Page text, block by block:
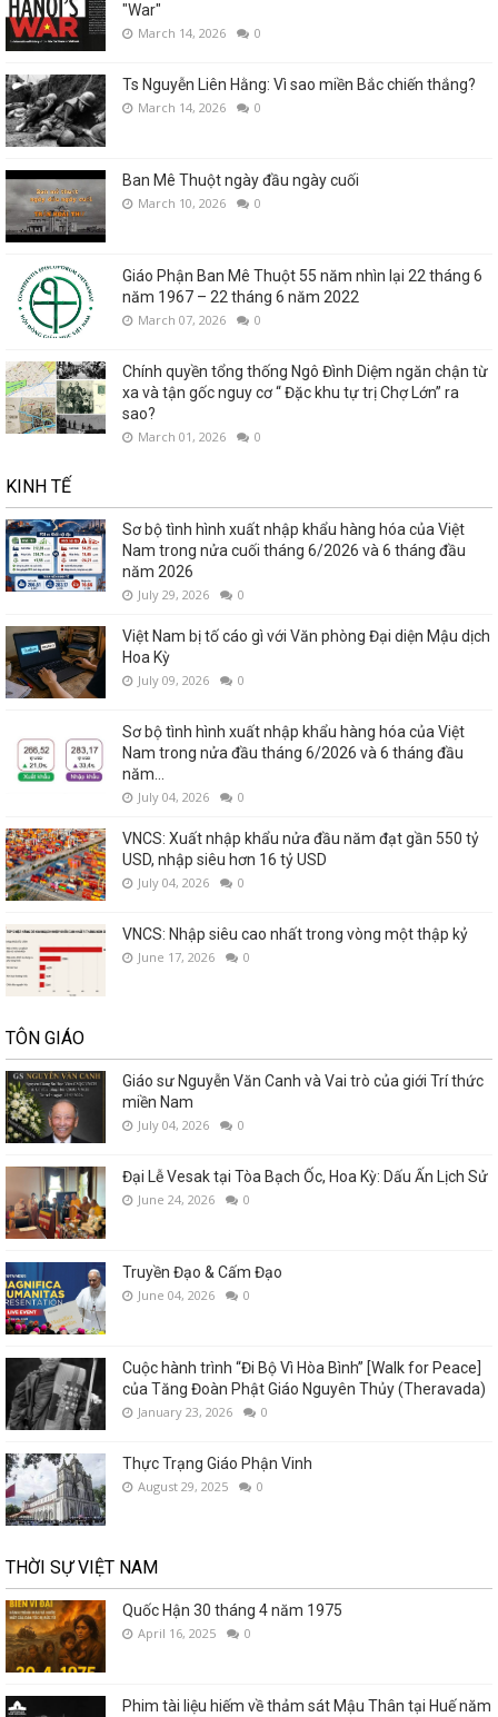
"War"
March 14, 2026 0
Ts Nguyễn Liên Hằng: Vì sao miền Bắc chiến thắng?
March 14, 2026 0
Ban Mê Thuột ngày đầu ngày cuối
March 10, 2026 0
Giáo Phận Ban Mê Thuột 55 năm nhìn lại 22 tháng 6
năm 1967 – 22 tháng 6 năm 2022
March 07, 2026 0
Chính quyền tổng thống Ngô Đình Diệm ngăn chận từ
xa và tận gốc nguy cơ “ Đặc khu tự trị Chợ Lớn” ra
sao?
March 01, 2026 0
KINH TẾ
Sơ bộ tình hình xuất nhập khẩu hàng hóa của Việt
Nam trong nửa cuối tháng 6/2026 và 6 tháng đầu
năm 2026
July 29, 2026 0
Việt Nam bị tố cáo gì với Văn phòng Đại diện Mậu dịch
Hoa Kỳ
July 09, 2026 0
Sơ bộ tình hình xuất nhập khẩu hàng hóa của Việt
Nam trong nửa đầu tháng 6/2026 và 6 tháng đầu
năm...
July 04, 2026 0
VNCS: Xuất nhập khẩu nửa đầu năm đạt gần 550 tỷ
USD, nhập siêu hơn 16 tỷ USD
July 04, 2026 0
VNCS: Nhập siêu cao nhất trong vòng một thập kỷ
June 17, 2026 0
TÔN GIÁO
Giáo sư Nguyễn Văn Canh và Vai trò của giới Trí thức
miền Nam
July 04, 2026 0
Đại Lễ Vesak tại Tòa Bạch Ốc, Hoa Kỳ: Dấu Ấn Lịch Sử
June 24, 2026 0
Truyền Đạo & Cấm Đạo
June 04, 2026 0
Cuộc hành trình “Đi Bộ Vì Hòa Bình” [Walk for Peace]
của Tăng Đoàn Phật Giáo Nguyên Thủy (Theravada)
January 23, 2026 0
Thực Trạng Giáo Phận Vinh
August 29, 2025 0
THỜI SỰ VIỆT NAM
Quốc Hận 30 tháng 4 năm 1975
April 16, 2025 0
Phim tài liệu hiếm về thảm sát Mậu Thân tại Huế năm